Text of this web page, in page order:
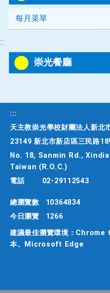
每月菜單
:::
崇光餐廳
:::
天主教崇光學校財團法人新北
23149 新北市新店區三民路18
No. 18, Sanmin Rd.,
Taiwan (R.O.C.)
電話
02-29112543
總瀏覽數
10364834
今日瀏覽
1266
建議最佳瀏覽環境：
本、Microsoft Edge